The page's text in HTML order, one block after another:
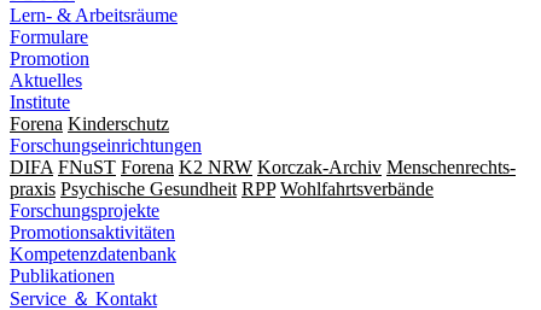
Lern- & Arbeitsräume
Formulare
Promotion
Aktuelles
Institute
Forena Kinderschutz
Forschungseinrichtungen
DIFA FNuST Forena K2 NRW Korczak-Archiv Men­schen­rechts­
praxis Psy­chische Gesund­heit RPP Wohlfahrts­verbände
Forschungsprojekte
Promotionsaktivitäten
Kompetenzdatenbank
Publikationen
Service ＆ Kontakt